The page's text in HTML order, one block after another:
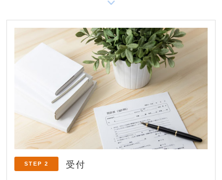
STEP 2 受付